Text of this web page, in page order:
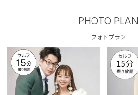
PHOTO PLAN
フォトプラン